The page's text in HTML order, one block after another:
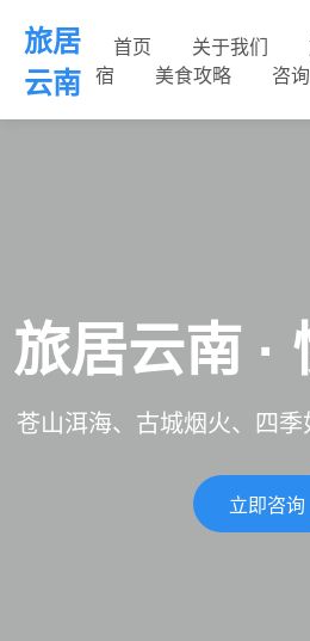
旅居
云南
首页 关于我们
宿
美食攻略 咨
旅居云南 ·
苍山洱海、古城烟火、四
立即咨询